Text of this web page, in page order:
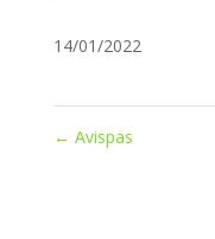
14/01/2022
← Avispas